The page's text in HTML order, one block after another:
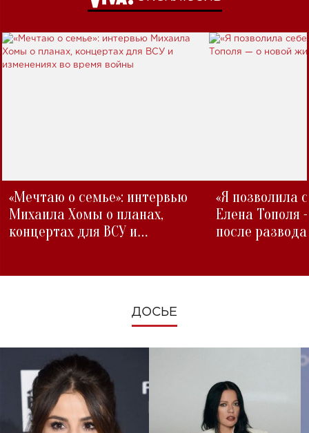
«Мечтаю о семье»: интервью
Михаила Хомы о планах,
концертах для ВСУ и
«Я позволила
Елена Тополя
после развода
ДОСЬЕ